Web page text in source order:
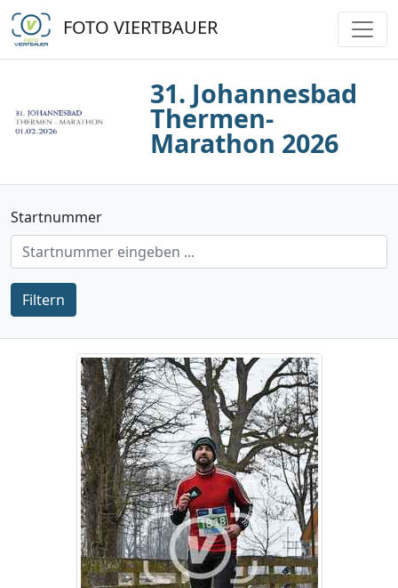
FOTO VIERTBAUER
31. Johannesbad
Thermen-
Marathon 2026
Startnummer
Filtern